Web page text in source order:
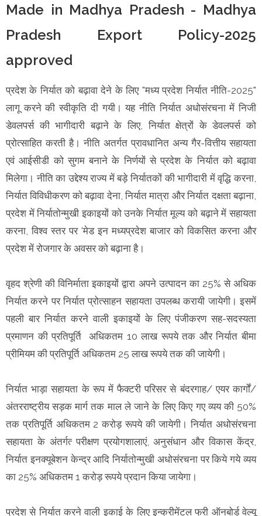
Made in Madhya Pradesh - Madhya
Pradesh Export Policy-2025
approved
प्रदेश के निर्यात को बढ़ावा देने के लिए "मध्य प्रदेश निर्यात नीति-2025"
लागू करने की स्वीकृति दी गयी। यह नीति निर्यात अधोसंरचना में निजी
डेवलपर्स की भागीदारी बढ़ाने के लिए, निर्यात क्षेत्रों के डेवलपर्स को
प्रोत्साहित करती है। नीति अतर्गत प्रावधानित अन्य गैर-वित्तीय सहायता
एवं आईसीडी को सुगम बनाने के निर्णयों से प्रदेश के निर्यात को बढ़ावा
मिलेगा। नीति का उद्देश्य राज्य में बड़े निर्यातकों की भागीदारी में वृद्धि करना,
निर्यात विविधीकरण को बढ़ावा देना, निर्यात मात्रा और निर्यात दक्षता बढ़ाना,
प्रदेश में निर्यातोन्मुखी इकाइयों को उनके निर्यात मूल्य को बढ़ाने में सहायता
करना, विश्व स्तर पर 'मेड इन मध्यप्रदेश बाजार को विकसित करना और
प्रदेश में रोजगार के अवसर को बढ़ाना है।
वृहद श्रेणी की विनिर्माता इकाइयों द्वारा अपने उत्पादन का 25% से अधिक
निर्यात करने पर निर्यात प्रोत्साहन सहायता उपलब्ध करायी जायेगी। इसमें
पहली बार निर्यात करने वाली इकाइयों के लिए पंजीकरण सह-सदस्यता
प्रमाणन की प्रतिपूर्ति अधिकतम 10 लाख रूपये तक और निर्यात बीमा
प्रीमियम की प्रतिपूर्ति अधिकतम 25 लाख रूपये तक की जायेगी।
निर्यात भाड़ा सहायता के रूप में फैक्टरी परिसर से बंदरगाह/ एयर कार्गों/
अंतरराष्ट्रीय सड़क मार्ग तक माल ले जाने के लिए किए गए व्यय की 50%
तक प्रतिपूर्ति अधिकतम 2 करोड़ रूपये की जायेगी। निर्यात अधोसंरचना
सहायता के अंतर्गत्‍ परीक्षण प्रयोगशालाएं, अनुसंधान और विकास केंद्र,
निर्यात इनक्यूबेशन केन्द्र आदि निर्यातोन्मुखी अधोसंरचना पर किये गये व्यय
का 25% अधिकतम 1 करोड़ रूपये प्रदान किया जायेगा।
प्रदेश से निर्यात करने वाली इकाई के लिए इन्क्रीमेंटल फ्री ऑनबोर्ड वेल्यू